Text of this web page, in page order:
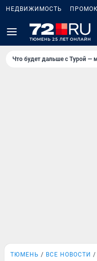
НЕДВИЖИМОСТЬ
Что будет дальше с Турой —
ТЮМЕНЬ ВСЕ НОВОСТИ